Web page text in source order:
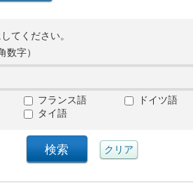
てください。
数字）
フランス語 ドイツ語
タイ語